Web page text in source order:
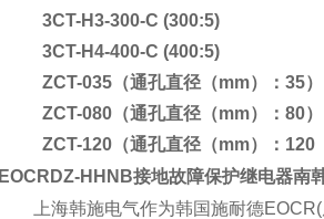
3CT-H3-300-C (300:5)
3CT-H4-400-C (400:5)
ZCT-035（通孔直径（mm）：35）
ZCT-080（通孔直径（mm）：80）
ZCT-120（通孔直径（mm）：120
EOCRDZ-HHNB接地故障保护继电器南
上海韩施电气作为韩国施耐德